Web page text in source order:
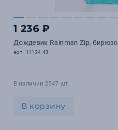
1 236 ₽
Дождевик Rainman Zip,
арт. 11124.43
В наличии 2547 шт.
В корзину